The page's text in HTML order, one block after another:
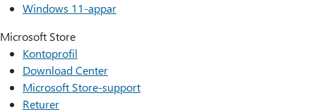
Windows 11-appar
Microsoft Store
Kontoprofil
Download Center
Microsoft Store-support
Returer